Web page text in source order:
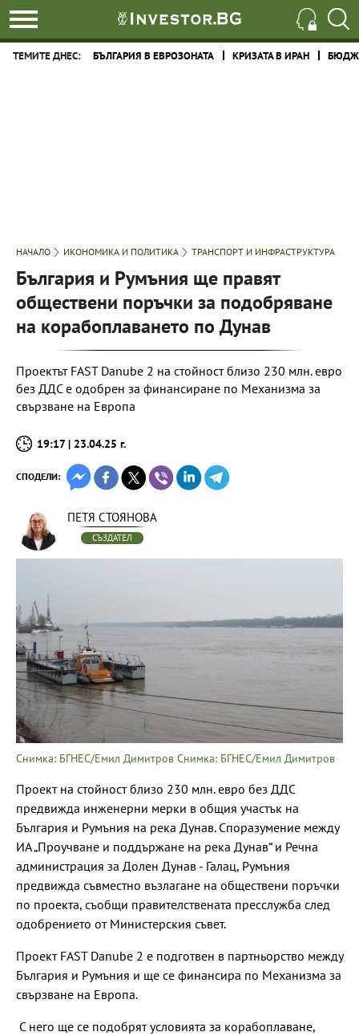
ТЕМИТЕ ДНЕС: БЪЛГАРИЯ В ЕВРОЗОНАТА КРИЗАТА В ИРАН
НАЧАЛО ИКОНОМИКА И ПОЛИТИКА ТРАНСПОРТ И ИНФРАСТРУКТУРА
България и Румъния ще правят
обществени поръчки за подобряване
на корабоплаването по Дунав
Проектът FAST Danube 2 на стойност близо 230 млн. евро
без ДДС е одобрен за финансиране по Механизма за
свързване на Европа
19:17 | 23.04.25 г.
СПОДЕЛИ:
ПЕТЯ СТОЯНОВА
СЪЗДАТЕЛ
Снимка: БГНЕС/Емил Димитров Снимка: БГНЕС/Емил Димитров
Проект на стойност близо 230 млн. евро без ДДС
предвижда инженерни мерки в общия участък на
България и Румъния на река Дунав. Споразумение между
ИА „Проучване и поддържане на река Дунав“ и Речна
администрация за Долен Дунав - Галац, Румъния
предвижда съвместно възлагане на обществени поръчки
по проекта, съобщи правителствената пресслужба след
одобрението от Министерския съвет.
Проект FAST Danube 2 е подготвен в партньорство между
България и Румъния и ще се финансира по Механизма за
свързване на Европа.
С него ще се подобрят условията за корабоплаване,